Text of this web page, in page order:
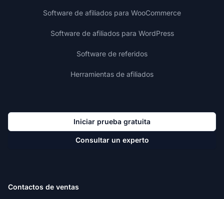
Software de afiliados para WooCommerce
Software de afiliados para WordPress
Software de referidos
Herramientas de afiliados
Iniciar prueba gratuita
Consultar un experto
Contactos de ventas